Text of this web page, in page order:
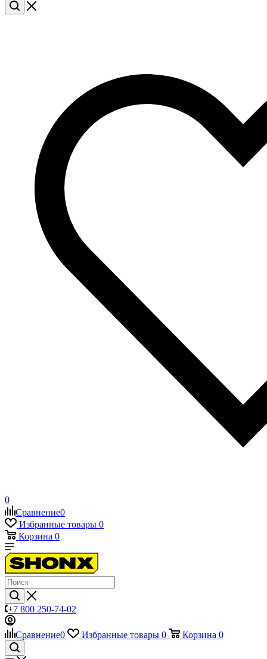
0
Сравнение0
Избранные товары 0
Корзина 0
+7 800 250-74-02
Сравнение0 Избранные товары 0 Корзина 0